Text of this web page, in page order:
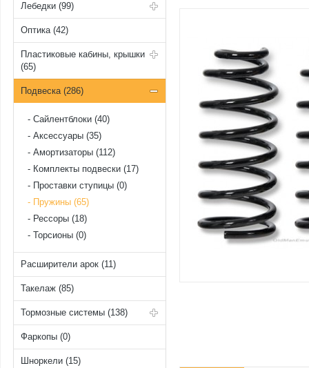
Лебедки (99)
Оптика (42)
Пластиковые кабины, крышки
(65)
Подвеска (286)
Cайлентблоки (40)
Аксессуары (35)
Амортизаторы (112)
Комплекты подвески (17)
Проставки ступицы (0)
Пружины (65)
Рессоры (18)
Торсионы (0)
Расширители арок (11)
Такелаж (85)
Тормозные системы (138)
Фаркопы (0)
Шноркели (15)